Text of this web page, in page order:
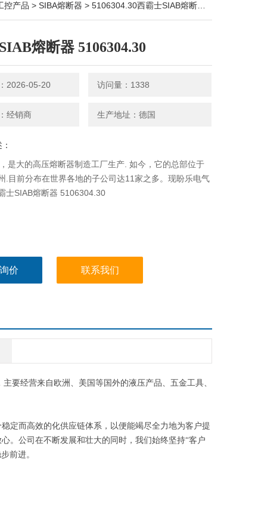
控产品 > SIBA熔断器 > 5106304.30西霸士SIAB熔断器 5106304.30
熔断器 5106304.30
2026-05-20 访问量：1338
经销商 生产地址：德国
是大的高压熔断器制造工厂生产. 如今，它的总部位于
.目前分布在世界各地的子公司达11家之多。现盼乐电气
士SIAB熔断器 5106304.30
价 联系我们
要经营来自欧洲、美国等国外的液压产品、五金工具、
定而高效的化供应链体系，以便能竭尽全力地为客户提
。公司在不断发展和壮大的同时，我们始终坚持“客户
前进。